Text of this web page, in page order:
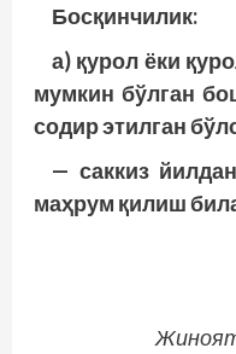
Босқинчилик:
а) қурол ёки
мумкин бўлган
содир этилган
— саккиз
маҳрум қилиш
Жиноят